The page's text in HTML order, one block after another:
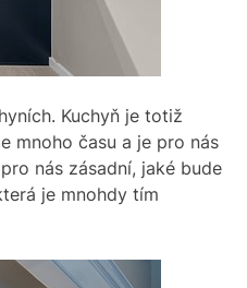
Kuchyň je totiž
mnoho času a je pro nás
nás zásadní, jaké bude
je mnohdy tím